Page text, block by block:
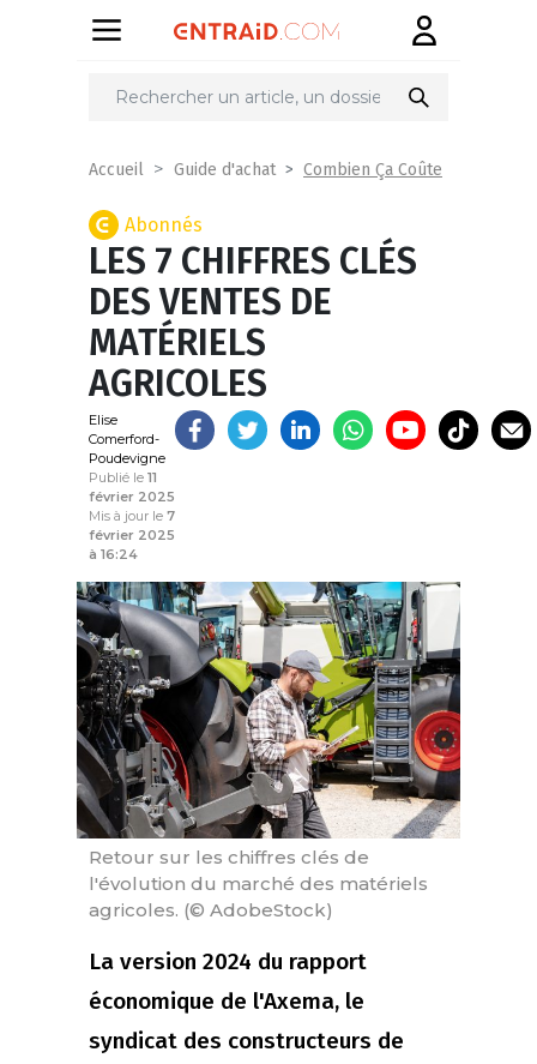
Partager
Accueil Guide d'achat Combien Ça Coûte
Abonnés
LES 7 CHIFFRES CLÉS
DES VENTES DE
MATÉRIELS
AGRICOLES
Elise
Comerford-
Poudevigne
Publié le 11
février 2025
Mis à jour le 7
février 2025
à 16:24
Retour sur les chiffres clés de
l'évolution du marché des matériels
agricoles. (© AdobeStock)
La version 2024 du rapport
économique de l'Axema, le
syndicat des constructeurs de